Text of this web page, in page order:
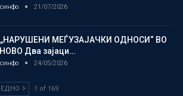
21/07/2026
„НАРУШЕНИ МЕЃУЗАЈАЧКИ ОДНОСИ“ ВО
Два зајаци…
24/05/2026
1 of 169